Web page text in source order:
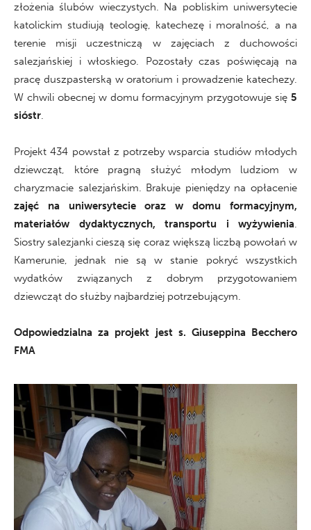
złożenia ślubów wieczystych. Na pobliskim uniwersytecie
katolickim studiują teologię, katechezę i moralność, a na
terenie misji uczestniczą w zajęciach z duchowości
salezjańskiej i włoskiego. Pozostały czas poświęcają na
pracę duszpasterską w oratorium i prowadzenie katechezy.
W chwili obecnej w domu formacyjnym przygotowuje się 5
sióstr.
Projekt 434 powstał z potrzeby wsparcia studiów młodych
dziewcząt, które pragną służyć młodym ludziom w
charyzmacie salezjańskim. Brakuje pieniędzy na opłacenie
zajęć na uniwersytecie oraz w domu formacyjnym,
materiałów dydaktycznych, transportu i wyżywienia.
Siostry salezjanki cieszą się coraz większą liczbą powołań w
Kamerunie, jednak nie są w stanie pokryć wszystkich
wydatków związanych z dobrym przygotowaniem
dziewcząt do służby najbardziej potrzebującym.
Odpowiedzialna za projekt jest s. Giuseppina Becchero
FMA